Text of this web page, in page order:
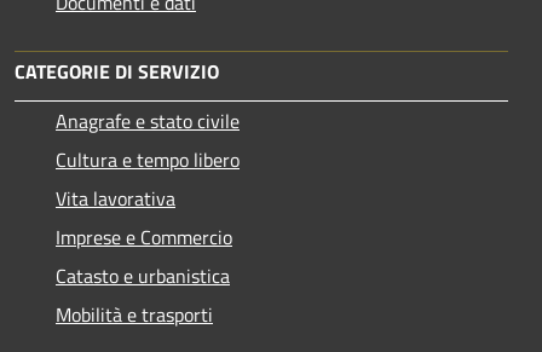
CATEGORIE DI SERVIZIO
Anagrafe e stato civile
Cultura e tempo libero
Vita lavorativa
Imprese e Commercio
Catasto e urbanistica
Mobilità e trasporti